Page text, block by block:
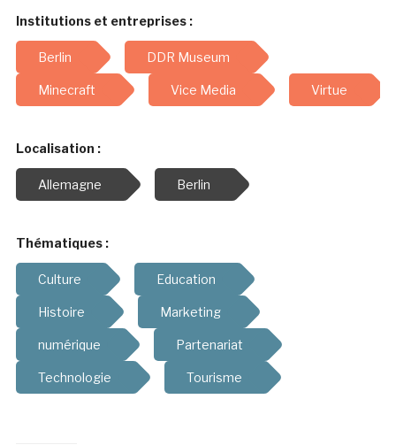
Institutions et entreprises :
Berlin DDR Museum
Minecraft Vice Media Virtue
Localisation :
Allemagne Berlin
Thématiques :
Culture Education
Histoire Marketing
numérique Partenariat
Technologie Tourisme